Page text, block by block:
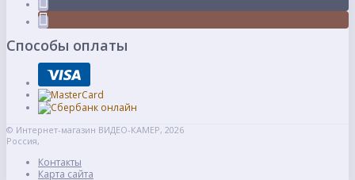
Способы оплаты
© Интернет-магазин ВИДЕО-КАМЕР, 2026
Россия,
Контакты
Карта сайта